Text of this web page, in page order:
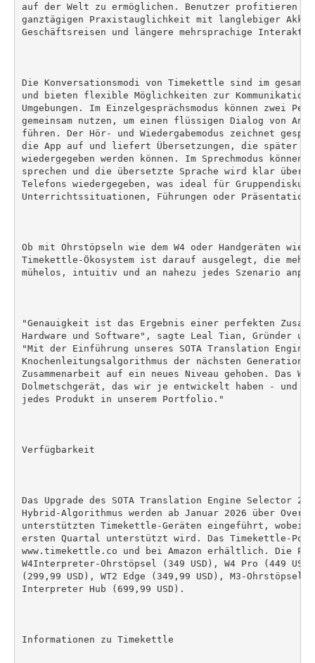
auf der Welt zu ermöglichen. Benutzer profitieren
ganztägigen Praxistauglichkeit mit langlebiger
Geschäftsreisen und längere mehrsprachige
Die Konversationsmodi von Timekettle sind im
und bieten flexible Möglichkeiten zur Kommunikation
Umgebungen. Im Einzelgesprächsmodus können zwei
gemeinsam nutzen, um einen flüssigen Dialog von
führen. Der Hör- und Wiedergabemodus zeichnet
die App auf und liefert Übersetzungen, die später
wiedergegeben werden können. Im Sprechmodus
sprechen und die übersetzte Sprache wird klar über
Telefons wiedergegeben, was ideal für
Unterrichtssituationen, Führungen oder
Ob mit Ohrstöpseln wie dem W4 oder Handgeräten wie
Timekettle-Ökosystem ist darauf ausgelegt, die
mühelos, intuitiv und an nahezu jedes Szenario
"Genauigkeit ist das Ergebnis einer perfekten
Hardware und Software", sagte Leal Tian, Gründer
"Mit der Einführung unseres SOTA Translation Engine
Knochenleitungsalgorithmus der nächsten Generation
Zusammenarbeit auf ein neues Niveau gehoben. Das
Dolmetschgerät, das wir je entwickelt haben - und
jedes Produkt in unserem Portfolio."
Verfügbarkeit
Das Upgrade des SOTA Translation Engine Selector
Hybrid-Algorithmus werden ab Januar 2026 über
unterstützten Timekettle-Geräten eingeführt, wobei
ersten Quartal unterstützt wird. Das Timekettle-
www.timekettle.co und bei Amazon erhältlich. Die
W4Interpreter-Ohrstöpsel (349 USD), W4 Pro (449
(299,99 USD), WT2 Edge (349,99 USD), M3-Ohrstöpsel
Interpreter Hub (699,99 USD).
Informationen zu Timekettle